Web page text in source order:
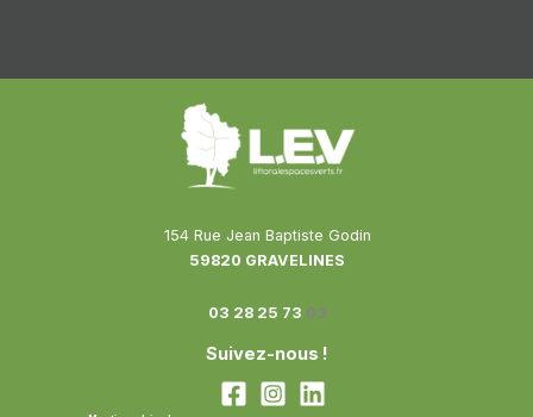
154 Rue Jean Baptiste Godin
59820 GRAVELINES
03 28 25 73 03
Suivez-nous !